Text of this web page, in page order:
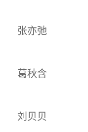
张亦弛
葛秋含
刘贝贝